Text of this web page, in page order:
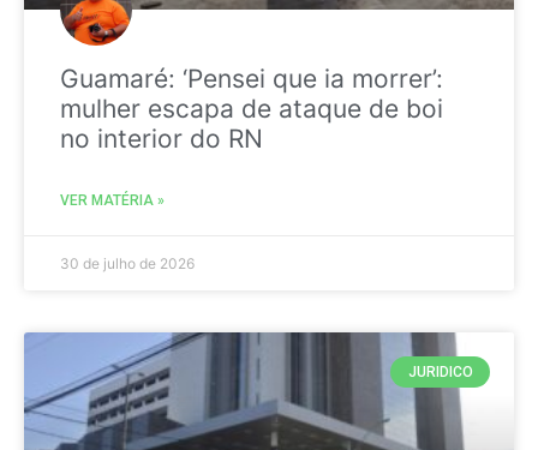
Guamaré: ‘Pensei que ia morrer’:
mulher escapa de ataque de boi
no interior do RN
VER MATÉRIA »
30 de julho de 2026
JURIDICO